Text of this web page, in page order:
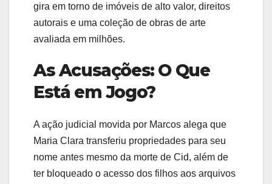
gira em torno de imóveis de alto valor, direitos
autorais e uma coleção de obras de arte
avaliada em milhões.
As Acusações: O Que
Está em Jogo?
A ação judicial movida por Marcos alega que
Maria Clara transferiu propriedades para seu
nome antes mesmo da morte de Cid, além de
ter bloqueado o acesso dos filhos aos arquivos